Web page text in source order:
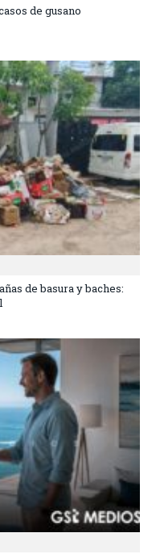
de gusano
de basura y baches: